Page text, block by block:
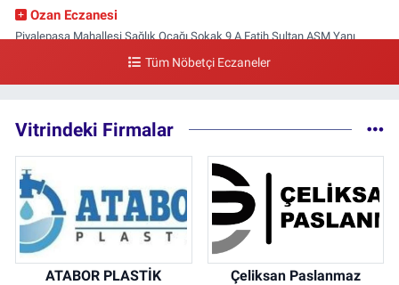
Ozan Eczanesi
Piyalepaşa Mahallesi Sağlık Ocağı Sokak 9 A Fatih Sultan ASM Yanı
Yol Tarifi Al
Tüm Nöbetçi Eczaneler
Vitrindeki Firmalar
ATABOR PLASTİK Çeliksan Paslanmaz